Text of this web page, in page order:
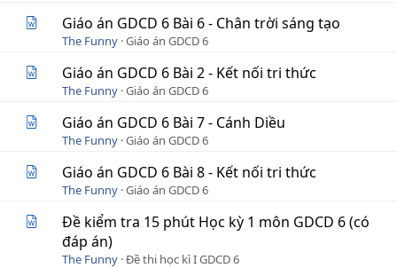
Giáo án GDCD 6 Bài 6 - Chân trời sáng tạo
The Funny Giáo án GDCD 6
Giáo án GDCD 6 Bài 2 - Kết nối tri thức
The Funny Giáo án GDCD 6
Giáo án GDCD 6 Bài 7 - Cánh Diều
The Funny Giáo án GDCD 6
Giáo án GDCD 6 Bài 8 - Kết nối tri thức
The Funny Giáo án GDCD 6
Đề kiểm tra 15 phút Học kỳ 1 môn GDCD 6 (có
đáp án)
The Funny Đề thi học kì I GDCD 6